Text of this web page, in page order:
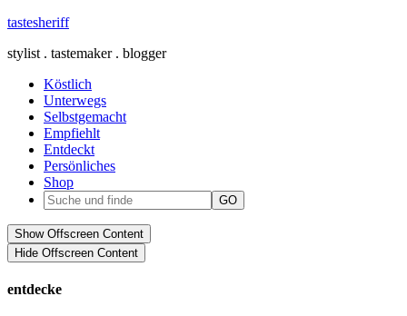
tastesheriff
stylist . tastemaker . blogger
Köstlich
Unterwegs
Selbstgemacht
Empfiehlt
Entdeckt
Persönliches
Shop
Show Offscreen Content
Hide Offscreen Content
entdecke